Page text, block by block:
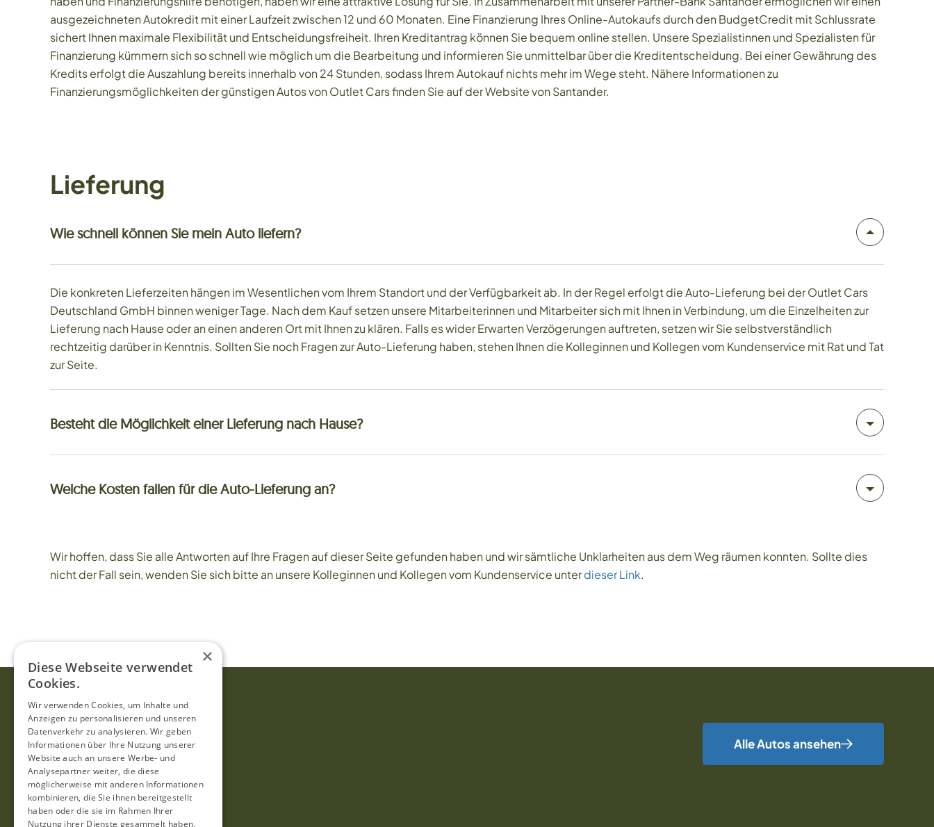
ausgezeichneten Autokredit mit einer Laufzeit zwischen 12 und 60 Monaten. Eine Finanzierung Ihres Online-Autokaufs durch den BudgetCredit mit Schlussrate
sichert Ihnen maximale Flexibilität und Entscheidungsfreiheit. Ihren Kreditantrag können Sie bequem online stellen. Unsere Spezialistinnen und Spezialisten für
Finanzierung kümmern sich so schnell wie möglich um die Bearbeitung und informieren Sie unmittelbar über die Kreditentscheidung. Bei einer Gewährung des
Kredits erfolgt die Auszahlung bereits innerhalb von 24 Stunden, sodass Ihrem Autokauf nichts mehr im Wege steht. Nähere Informationen zu
Finanzierungsmöglichkeiten der günstigen Autos von Outlet Cars finden Sie auf der Website von Santander.
Lieferung
Wie schnell können Sie mein Auto liefern?
Die konkreten Lieferzeiten hängen im Wesentlichen vom Ihrem Standort und der Verfügbarkeit ab. In der Regel erfolgt die Auto-Lieferung bei der Outlet Cars
Deutschland GmbH binnen weniger Tage. Nach dem Kauf setzen unsere Mitarbeiterinnen und Mitarbeiter sich mit Ihnen in Verbindung, um die Einzelheiten zur
Lieferung nach Hause oder an einen anderen Ort mit Ihnen zu klären. Falls es wider Erwarten Verzögerungen auftreten, setzen wir Sie selbstverständlich
rechtzeitig darüber in Kenntnis. Sollten Sie noch Fragen zur Auto-Lieferung haben, stehen Ihnen die Kolleginnen und Kollegen vom Kundenservice mit Rat und Tat
zur Seite.
Besteht die Möglichkeit einer Lieferung nach Hause?
Welche Kosten fallen für die Auto-Lieferung an?
Wir hoffen, dass Sie alle Antworten auf Ihre Fragen auf dieser Seite gefunden haben und wir sämtliche Unklarheiten aus dem Weg räumen konnten. Sollte dies
nicht der Fall sein, wenden Sie sich bitte an unsere Kolleginnen und Kollegen vom Kundenservice unterdieser Link.
Alle Autos ansehen
×
Diese Webseite verwendet
Cookies.
Wir verwenden Cookies, um Inhalte und
Anzeigen zu personalisieren und unseren
Datenverkehr zu analysieren. Wir geben
Informationen über Ihre Nutzung unserer
Website auch an unsere Werbe- und
Analysepartner weiter, die diese
möglicherweise mit anderen Informationen
kombinieren, die Sie ihnen bereitgestellt
haben oder die sie im Rahmen Ihrer
Nutzung ihrer Dienste gesammelt haben.